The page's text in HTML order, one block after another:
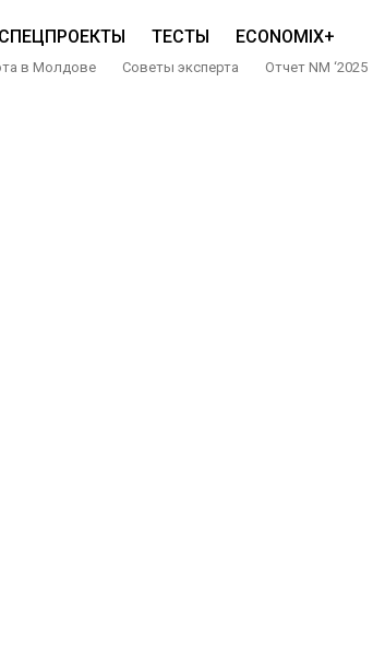
СПЕЦПРОЕКТЫ ТЕСТЫ ECONOMIX+
в Молдове Советы эксперта Отчет NM ‘2025